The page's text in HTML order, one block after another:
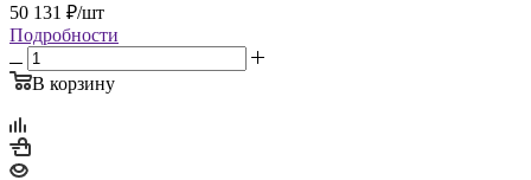
50 131 ₽/шт
Подробности
В корзину